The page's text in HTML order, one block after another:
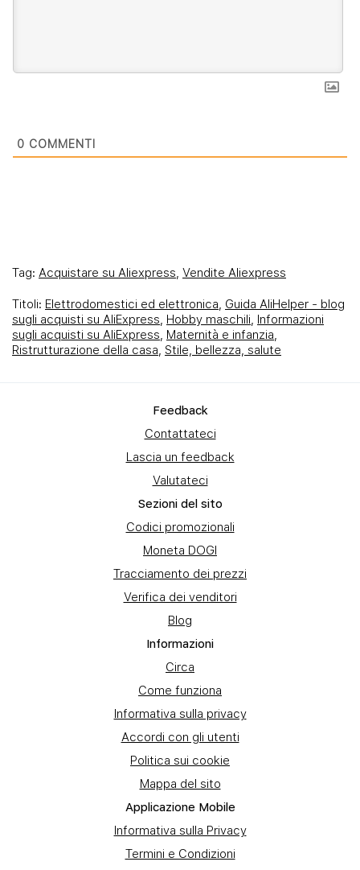
0 COMMENTI
Tag: Acquistare su Aliexpress, Vendite Aliexpress
Titoli: Elettrodomestici ed elettronica, Guida AliHelper - blog
sugli acquisti su AliExpress, Hobby maschili, Informazioni
sugli acquisti su AliExpress, Maternità e infanzia,
Ristrutturazione della casa, Stile, bellezza, salute
Feedback
Contattateci
Lascia un feedback
Valutateci
Sezioni del sito
Codici promozionali
Moneta DOGI
Tracciamento dei prezzi
Verifica dei venditori
Blog
Informazioni
Circa
Come funziona
Informativa sulla privacy
Accordi con gli utenti
Politica sui cookie
Mappa del sito
Applicazione Mobile
Informativa sulla Privacy
Termini e Condizioni